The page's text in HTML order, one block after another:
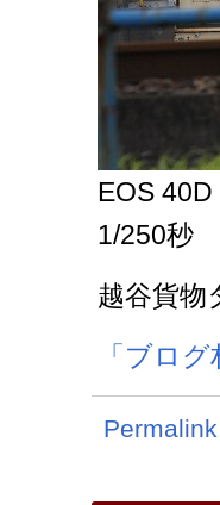
EOS
1/250秒
越谷貨物
「ブロ
Permalink